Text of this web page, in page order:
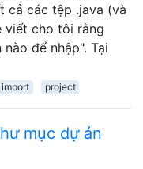
cả các tệp .java (và
viết cho tôi rằng
để nhập". Tại
import project
mục dự án